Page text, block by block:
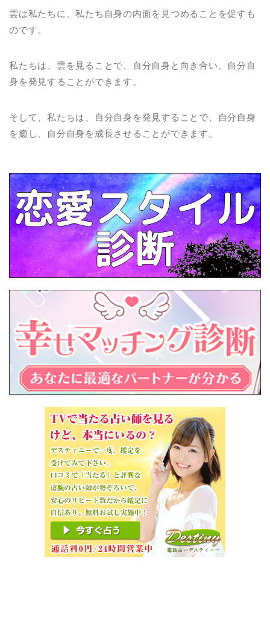
雲は私たちに、私たち自身の内面を見つめることを促すも
のです。
私たちは、雲を見ることで、自分自身と向き合い、自分自
身を発見することができます。
そして、私たちは、自分自身を発見することで、自分自身
を癒し、自分自身を成長させることができます。